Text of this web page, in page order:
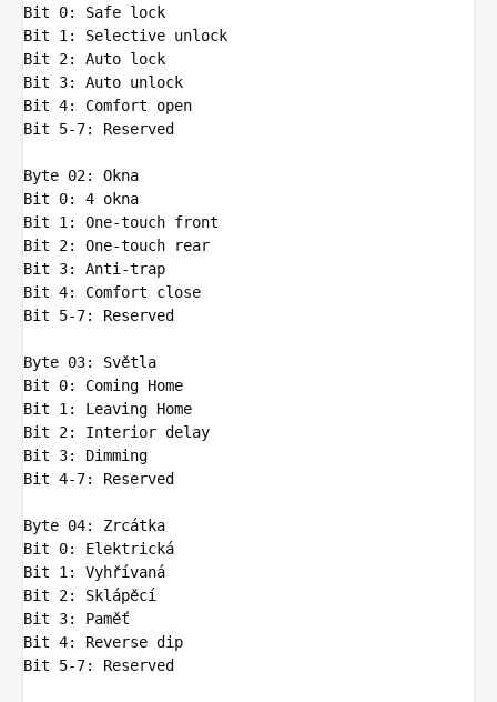
Bit
0
Bit
1
Bit
2
Bit
3
Bit 4
Bit
5-7: Reserved
Byte 02
Bit
0: 4
Bit
1
Bit
2
Bit
3
Bit 4
Bit
5-7: Reserved
Byte 03
Bit
0
Bit
1
Bit
2
Bit
3
Bit 4-7: Reserved
Byte 04
Bit
0
Bit
1
Bit
2
Bit
3
Bit 4
Bit
5-7: Reserved